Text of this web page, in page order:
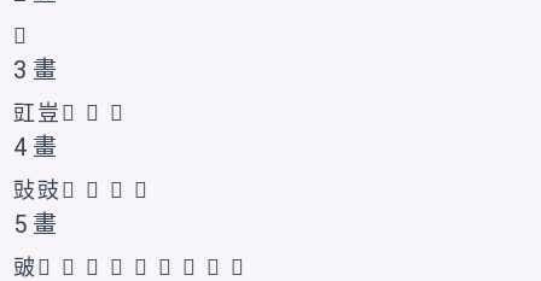
𧯚
3 畫
豇豈𧯛 𧯜 𧯝
4 畫
䜴豉𧯞 𧯟 𬤶 𰶘
5 畫
䜵𧯠 𧯡 𧯤 𧯢 𧯣 𮙒 𰶙 𰶚 𲂝